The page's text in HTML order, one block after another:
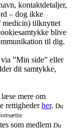
kontaktdetaljer,
– dog ikke
medicin) tilknyttet
blive
til dig.
”Min side” eller
dit samtykke,
mere om
rettighederher. Du
som medlem Du